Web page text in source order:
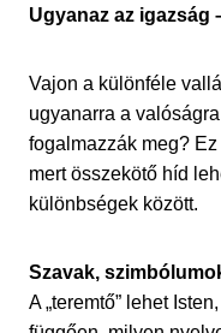
Ugyanaz az igazság
Vajon a különféle
ugyanarra a
fogalmazzák meg?
mert összekötő híd
különbségek között.
Szavak,
A „teremtő” lehet